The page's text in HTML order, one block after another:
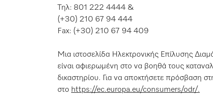
Λίστα επιθυμιών
Τηλ: 801 222 4444 &
(+30) 210 67 94 444
Fax: (+30) 210 67 94 409
Μια ιστοσελίδα Ηλεκτρονικής Επίλυσης
είναι αφιερωμένη στο να βοηθά τους
δικαστηρίου. Για να αποκτήσετε πρόσβαση
στο https://ec.europa.eu/consumers/odr/.